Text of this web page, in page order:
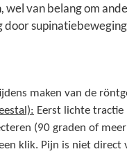
van belang om
maken van de
Eerst lichte tractie
(90 graden of
klik. Pijn is niet direct